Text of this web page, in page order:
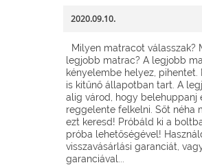
2020.09.10.
Milyen matracot válasszak?
legjobb matrac? A legjobb
kényelembe helyez, pihentet.
is kitűnő állapotban tart. A
alig várod, hogy belehuppanj
reggelente felkelni. Sőt néha
ezt keresd! Próbáld ki a
próba lehetőségével!
visszavásárlási garanciát,
garanciával...